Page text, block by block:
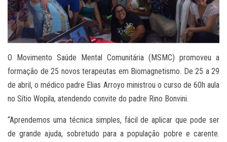
O Movimento Saúde Mental Comunitária (MSMC) promoveu a
formação de 25 novos terapeutas em Biomagnetismo. De 25 a 29
de abril, o médico padre Elias Arroyo ministrou o curso de 60h aula
no Sítio Wopila, atendendo convite do padre Rino Bonvini.
“Aprendemos uma técnica simples, fácil de aplicar que pode ser
de grande ajuda, sobretudo para a população pobre e carente.